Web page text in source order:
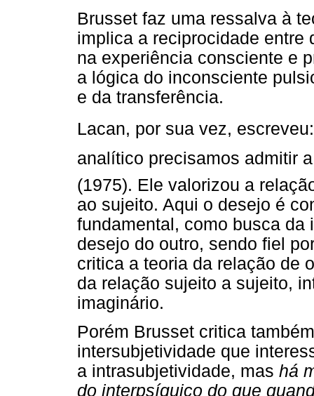
Brusset faz uma ressalva à
implica a reciprocidade entre
na experiência consciente e
a lógica do inconsciente
e da transferência.
Lacan, por sua vez,
analítico precisamos admitir
(1975). Ele valorizou a
ao sujeito. Aqui o desejo é
fundamental, como busca da
desejo do outro, sendo fiel
critica a teoria da relação de
da relação sujeito a sujeito,
imaginário.
Porém Brusset critica
intersubjetividade que
a intrasubjetividade, mas há
do interpsíquico do que